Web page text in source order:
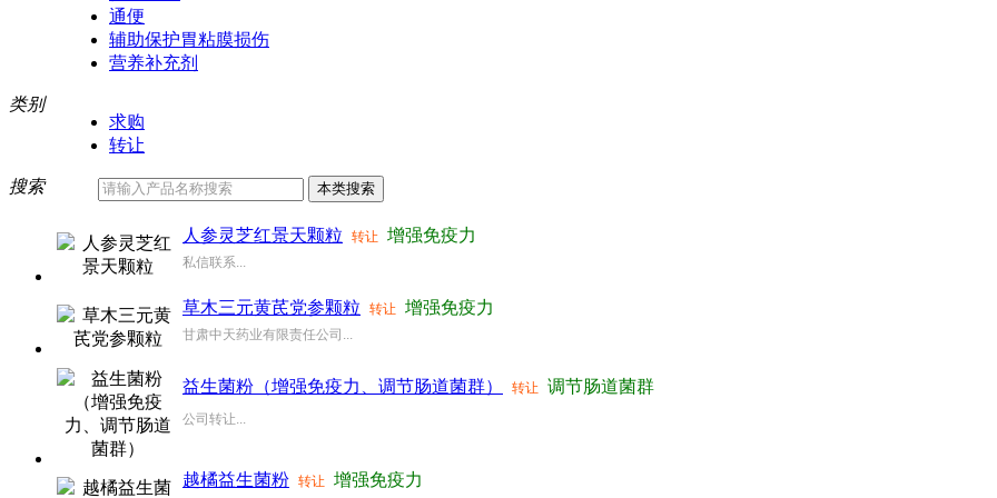
通便
辅助保护胃粘膜损伤
营养补充剂
类别
求购
转让
搜索
人参灵芝红景天颗粒 转让 增强免疫力
私信联系...
草木三元黄芪党参颗粒 转让 增强免疫力
甘肃中天药业有限责任公司...
益生菌粉（增强免疫力、调节肠道菌群） 转让 调节肠道菌群
公司转让...
越橘益生菌粉 转让 增强免疫力